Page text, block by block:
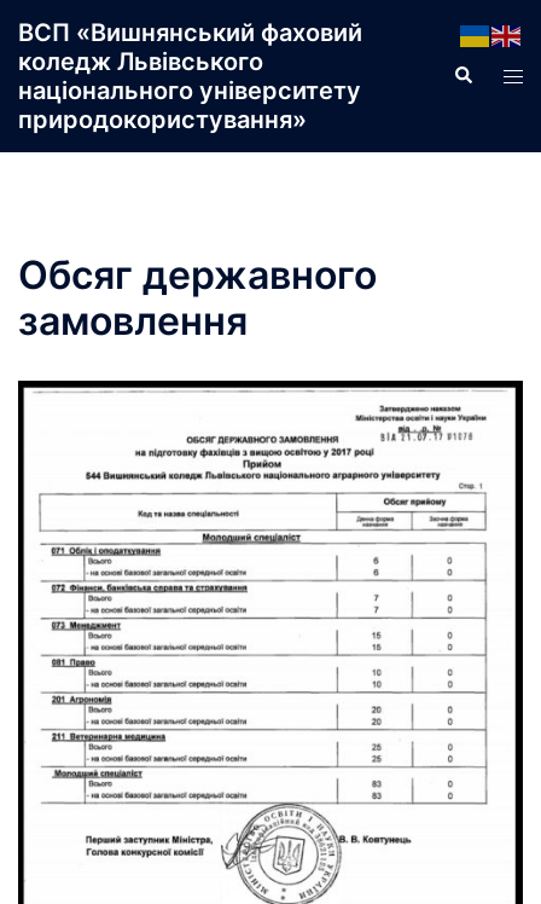
до
вмісту
ВСП «Вишнянський фаховий
коледж Львівського
національного університету
природокористування»
Пошук
Обсяг державного
замовлення